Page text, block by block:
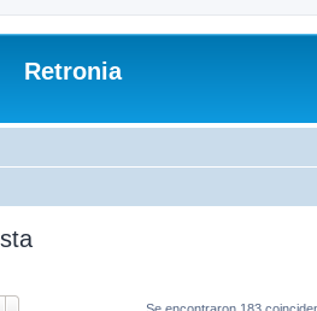
Retronia
Se encontraron 183